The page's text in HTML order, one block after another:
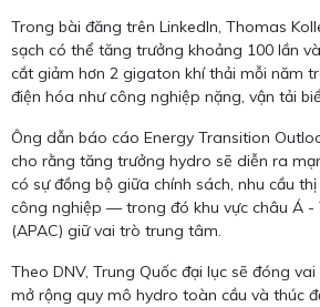
Trong bài đăng trên LinkedIn, Thomas
sạch có thể tăng trưởng khoảng 100 lần
cắt giảm hơn 2 gigaton khí thải mỗi năm
điện hóa như công nghiệp nặng, vận tải
Ông dẫn báo cáo Energy Transition
cho rằng tăng trưởng hydro sẽ diễn ra
có sự đồng bộ giữa chính sách, nhu cầu
công nghiệp — trong đó khu vực châu Á -
(APAC) giữ vai trò trung tâm.
Theo DNV, Trung Quốc đại lục sẽ đóng
mở rộng quy mô hydro toàn cầu và thúc